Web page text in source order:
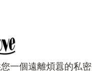
一個遠離煩囂的私密